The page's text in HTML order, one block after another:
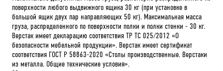
поверхности любого выдвижного ящика 30 кг (при установке в
большой ящик двух пар направляющих 50 кг). Максимальная масса
груза, распределенного по поверхности полки и полки стенки - 30 кг.
Верстак имеет декларацию соответствия ТР ТС 025/2012 «О
безопасности мебельной продукции». Верстак имеет сертификат
соответствия ГОСТ Р 58863-2020 «Столы производственные. Верстаки
из металла. Общие технические условия».